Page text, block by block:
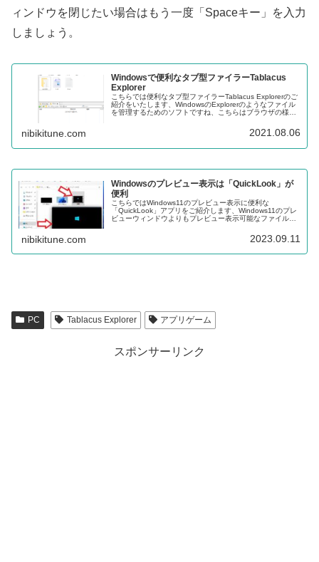
ィンドウを閉じたい場合はもう一度「Spaceキー」を入力
しましょう。
Windowsで便利なタブ型ファイラーTablacus
Explorer
こちらでは便利なタブ型ファイラーTablacus Explorerのご
紹介をいたします、WindowsのExplorerのようなファイル
を管理するためのソフトですね、こちらはブラウザの様に
nibikitune.com 2021.08.06
Windowsのプレビュー表示は「QuickLook」が
便利
こちらではWindows11のプレビュー表示に便利な
「QuickLook」アプリをご紹介します、Windows11のプレ
ビューウィンドウよりもプレビュー表示可能なファイルの
nibikitune.com 2023.09.11
PC Tablacus Explorer アプリゲーム
スポンサーリンク